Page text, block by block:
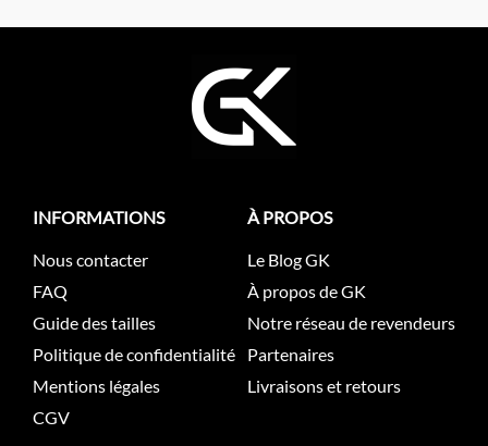
INFORMATIONS
Nous contacter
FAQ
Guide des tailles
Politique de confidentialité
Mentions légales
CGV
À PROPOS
Le Blog GK
À propos de GK
Notre réseau de revendeurs
Partenaires
Livraisons et retours